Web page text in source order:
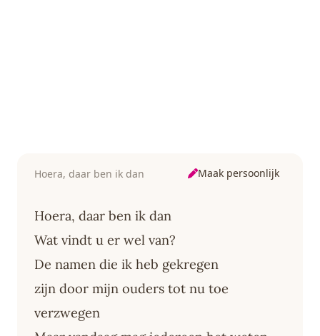
Hoera, daar ben ik dan Maak persoonlijk
Hoera, daar ben ik dan
Wat vindt u er wel van?
De namen die ik heb gekregen
zijn door mijn ouders tot nu toe
verzwegen